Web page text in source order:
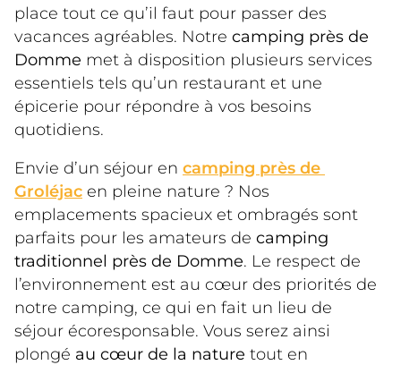
place tout ce qu’il faut pour passer des
vacances agréables. Notre camping près de
Domme met à disposition plusieurs services
essentiels tels qu’un restaurant et une
épicerie pour répondre à vos besoins
quotidiens.
Envie d’un séjour en camping près de
Groléjac en pleine nature ? Nos
emplacements spacieux et ombragés sont
parfaits pour les amateurs de camping
traditionnel près de Domme. Le respect de
l’environnement est au cœur des priorités de
notre camping, ce qui en fait un lieu de
séjour écoresponsable. Vous serez ainsi
plongé au cœur de la nature tout en